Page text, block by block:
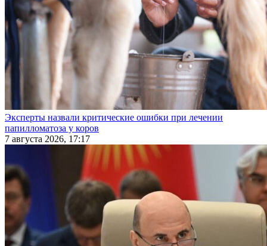
Эксперты назвали критические ошибки при лечении
папилломатоза у коров
7 августа 2026, 17:17